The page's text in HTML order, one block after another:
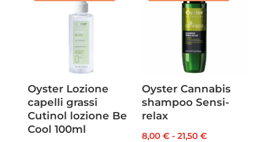
Oyster Lozione
capelli grassi
Cutinol lozione Be
Cool 100ml
Oyster Cannabis
shampoo Sensi-
relax
8,00€ - 21,50€Fascia